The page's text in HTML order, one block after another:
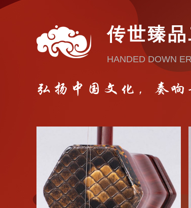
传世臻品
HANDED DOWN
弘扬中国文化，奏响